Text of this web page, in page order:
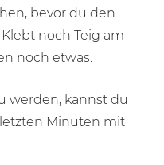
bevor du den
noch Teig am
noch etwas.
werden, kannst du
Minuten mit